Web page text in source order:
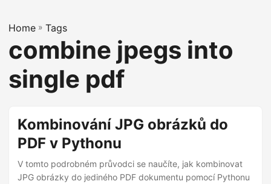
t
n
a
v
Home » Tags
combine jpegs into
single pdf
Kombinování JPG obrázků do
PDF v Pythonu
V tomto podrobném průvodci se naučíte, jak kombinovat
JPG obrázky do jediného PDF dokumentu pomocí Pythonu